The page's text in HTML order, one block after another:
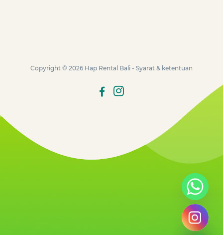
Copyright © 2026 Hap Rental Bali - Syarat & ketentuan
Hide chaty